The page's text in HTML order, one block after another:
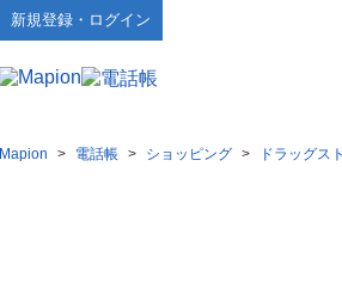
新規登録・ログイン
Mapion > 電話帳 > ショッピング > ドラッグス